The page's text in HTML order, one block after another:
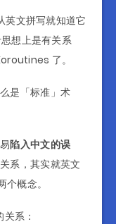
文拼写就知道它
想上是有关系
了。
是「标准」术
陷入中文的误
系，其实就英文
概念。
系：